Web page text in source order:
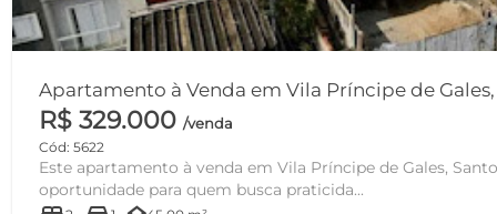
Apartamento à Venda em Vila Príncipe de Gales,
R$ 329.000 /venda
Cód: 5622
Este apartamento à venda em Vila Príncipe de Gales,
oportunidade para quem busca praticida...